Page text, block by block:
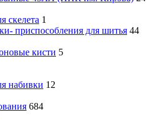
скелета 1
приспособления для шитья 44
кисти 5
набивки 12
684